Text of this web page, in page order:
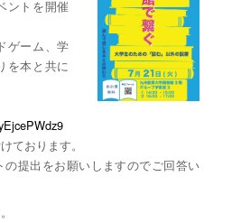
ントを開催
ゲーム、学
を本と共に
ております。
提出をお願いしますのでご回答い